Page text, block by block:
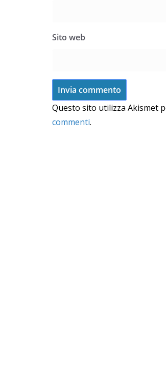
Sito web
Questo sito utilizza Akismet
commenti.